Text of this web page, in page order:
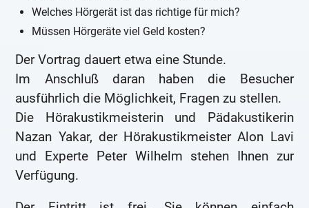
Welches Hörgerät ist das richtige für mich?
Müssen Hörgeräte viel Geld kosten?
Der Vortrag dauert etwa eine Stunde.
Im Anschluß daran haben die Besucher
ausführlich die Möglichkeit, Fragen zu stellen.
Die Hörakustikmeisterin und Pädakustikerin
Nazan Yakar, der Hörakustikmeister Alon Lavi
und Experte Peter Wilhelm stehen Ihnen zur
Verfügung.